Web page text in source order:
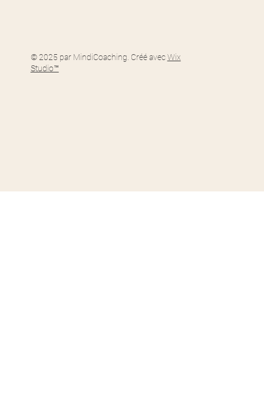
© 2025 par MindiCoaching. Créé avecWix
Studio™